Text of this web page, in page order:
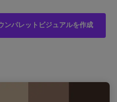
ンパレットビジュアルを作成